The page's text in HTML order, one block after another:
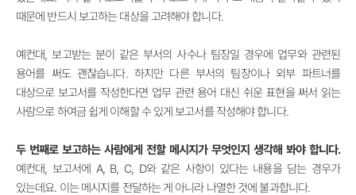
때문에 반드시 보고하는 대상을 고려해야 합니다.
예컨대, 보고받는 분이 같은 부서의 사수나 팀장일 경우에 업무와 관련된
용어를 써도 괜찮습니다. 하지만 다른 부서의 팀장이나 외부 파트너를
대상으로 보고서를 작성한다면 업무 관련 용어 대신 쉬운 표현을 써서 읽는
사람으로 하여금 쉽게 이해할 수 있게 보고서를 작성해야 합니다.
두 번째로 보고하는 사람에게 전할 메시지가 무엇인지 생각해 봐야 합니다.
예컨대, 보고서에 A, B, C, D와 같은 사항이 있다는 내용을 담는 경우가
있는데요. 이는 메시지를 전달하는 게 아니라 나열한 것에 불과합니다.